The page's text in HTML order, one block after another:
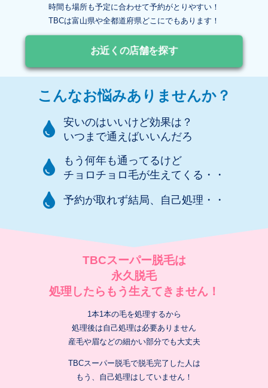
時間も場所も予定に合わせて予約がとりやすい！
TBCは富山県や全都道府県どこにでもあります！
お近くの店舗を探す
こんなお悩みありませんか？
安いのはいいけど効果は？
いつまで通えばいいんだろ
もう何年も通ってるけど
チョロチョロ毛が生えてくる・・
予約が取れず結局、自己処理・・
TBCスーパー脱毛は
永久脱毛
処理したらもう生えてきません！
1本1本の毛を処理するから
処理後は自己処理は必要ありません
産毛や眉などの細かい部分でも大丈夫
TBCスーパー脱毛で脱毛完了した人は
もう、自己処理はしていません！